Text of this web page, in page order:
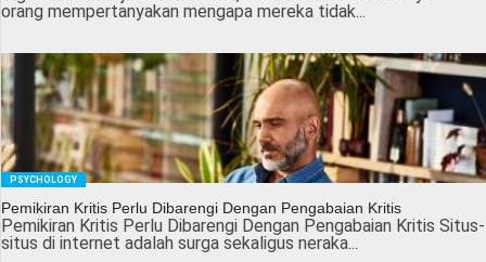
orang mempertanyakan mengapa mereka tidak...
PSYCHOLOGY
Pemikiran Kritis Perlu Dibarengi Dengan Pengabaian Kritis
Pemikiran Kritis Perlu Dibarengi Dengan Pengabaian Kritis Situs-
situs di internet adalah surga sekaligus neraka...